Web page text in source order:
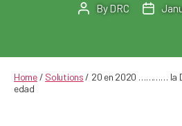
PostBy DRC
Post
Home/ Solutions / 20 en 2020 ………… la
edad